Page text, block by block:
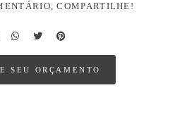
COMPARTILHE!
SEU ORÇAMENTO